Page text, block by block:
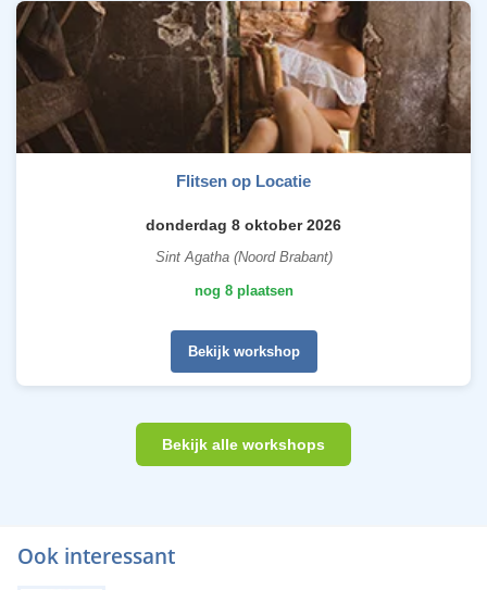
Flitsen op Locatie
donderdag 8 oktober 2026
Sint Agatha (Noord Brabant)
nog 8 plaatsen
Bekijk workshop
Bekijk alle workshops
Ook interessant